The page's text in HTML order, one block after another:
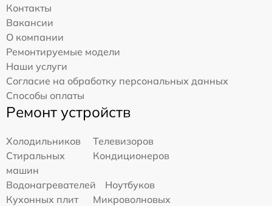
Контакты
Вакансии
О компании
Ремонтируемые модели
Наши услуги
Согласие на обработку персональных данных
Способы оплаты
Ремонт устройств
Холодильников
Телевизоров
Стиральных
машин
Кондиционеров
Водонагревателей
Ноутбуков
Кухонных плит
Микроволновых